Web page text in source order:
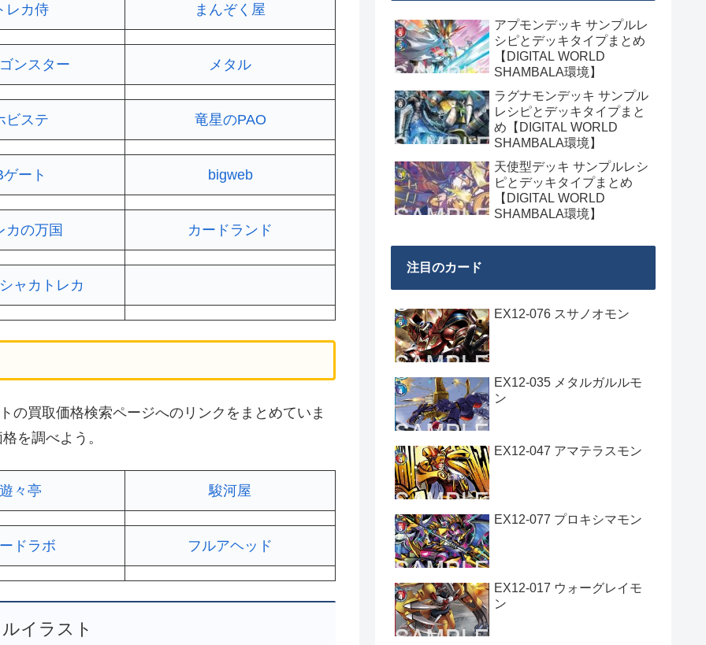
レカ侍 まんぞく屋
ンスター メタル
ビステ 竜星のPAO
ゲート bigweb
カの万国 カードランド
ャカトレカ
の買取価格検索ページへのリンクをまとめていま
を調べよう。
々亭 駿河屋
ドラボ フルアヘッド
イラスト
アプモンデッキ サンプルレ
シピとデッキタイプまとめ
【DIGITAL WORLD
SHAMBALA環境】
ラグナモンデッキ サンプル
レシピとデッキタイプまと
め【DIGITAL WORLD
SHAMBALA環境】
天使型デッキ サンプルレシ
ピとデッキタイプまとめ
【DIGITAL WORLD
SHAMBALA環境】
注目のカード
EX12-076 スサノオモン
EX12-035 メタルガルルモ
ン
EX12-047 アマテラスモン
EX12-077 プロキシマモン
EX12-017 ウォーグレイモ
ン